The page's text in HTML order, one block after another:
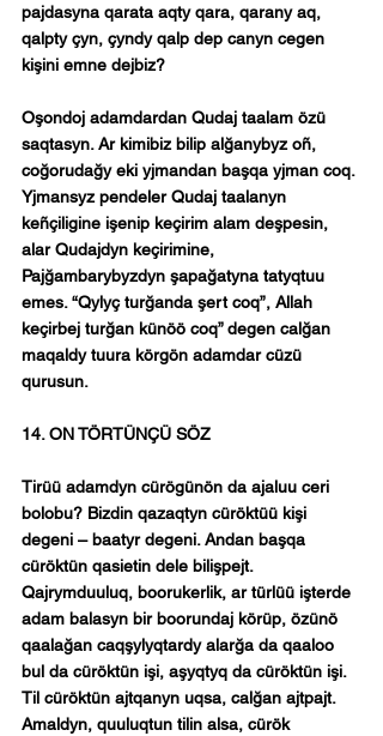
pajdasyna qarata aqty qara, qarany aq,
qalpty çyn, çyndy qalp dep canyn cegen
kişini emne dejbiz?
Oşondoj adamdardan Qudaj taalam özü
saqtasyn. Ar kimibiz bilip alğanybyz oñ,
coğorudağy eki yjmandan başqa yjman coq.
Yjmansyz pendeler Qudaj taalanyn
keñçiligine işenip keçirim alam deşpesin,
alar Qudajdyn keçirimine,
Pajğambarybyzdyn şapağatyna tatyqtuu
emes. “Qylyç turğanda şert coq”, Allah
keçirbej turğan künöö coq” degen calğan
maqaldy tuura körgön adamdar cüzü
qurusun.
14. ON TÖRTÜNÇÜ SÖZ
Tirüü adamdyn cürögünön da ajaluu ceri
bolobu? Bizdin qazaqtyn cüröktüü kişi
degeni – baatyr degeni. Andan başqa
cüröktün qasietin dele bilişpejt.
Qajrymduuluq, boorukerlik, ar türlüü işterde
adam balasyn bir boorundaj körüp, özünö
qaalağan caqşylyqtardy alarğa da qaaloo
bul da cüröktün işi, aşyqtyq da cüröktün işi.
Til cüröktün ajtqanyn uqsa, calğan ajtpajt.
Amaldyn, quuluqtun tilin alsa, cürök